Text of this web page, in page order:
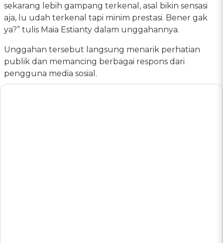
sekarang lebih gampang terkenal, asal bikin sensasi
aja, lu udah terkenal tapi minim prestasi. Bener gak
ya?” tulis Maia Estianty dalam unggahannya.
Unggahan tersebut langsung menarik perhatian
publik dan memancing berbagai respons dari
pengguna media sosial.